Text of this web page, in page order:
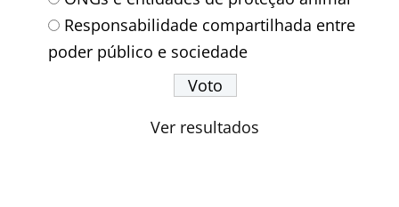
Responsabilidade compartilhada entre
poder público e sociedade
Ver resultados